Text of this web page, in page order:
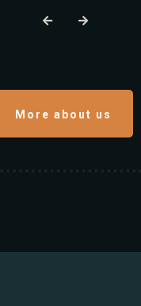
More about us
Table Reservation